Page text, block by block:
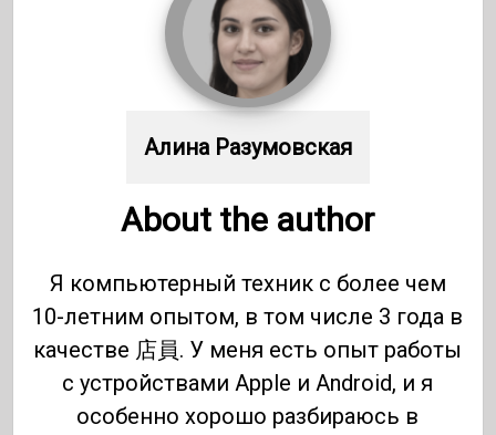
Алина Разумовская
About the author
Я компьютерный техник с более чем
10-летним опытом, в том числе 3 года в
качестве 店員. У меня есть опыт работы
с устройствами Apple и Android, и я
особенно хорошо разбираюсь в